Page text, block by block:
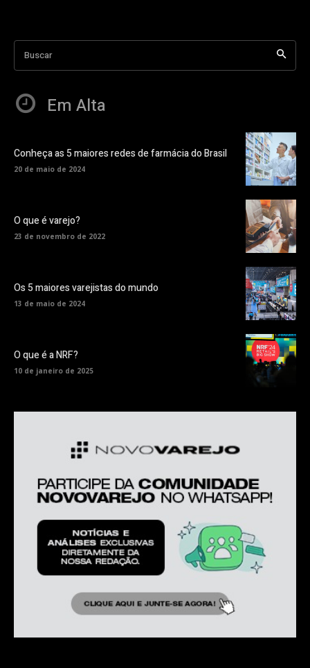
Buscar
Em Alta
Conheça as 5 maiores redes de farmácia do Brasil
20 de maio de 2024
O que é varejo?
23 de novembro de 2022
Os 5 maiores varejistas do mundo
13 de maio de 2024
O que é a NRF?
10 de janeiro de 2025